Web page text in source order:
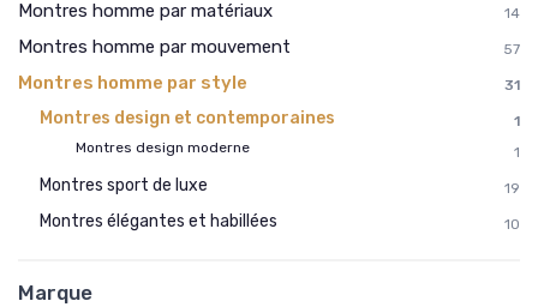
Montres homme par matériaux 14
Montres homme par mouvement 57
Montres homme par style 31
Montres design et contemporaines
1
Montres design moderne
1
Montres sport de luxe 19
Montres élégantes et habillées 10
Marque